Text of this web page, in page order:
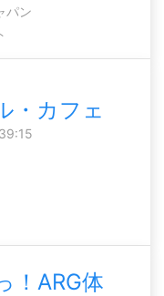
パン
・カフェ
！ARG体